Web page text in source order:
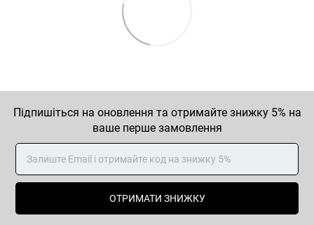
Підпишіться на оновлення та отримайте знижку 5% на
ваше перше замовлення
ОТРИМАТИ ЗНИЖКУ